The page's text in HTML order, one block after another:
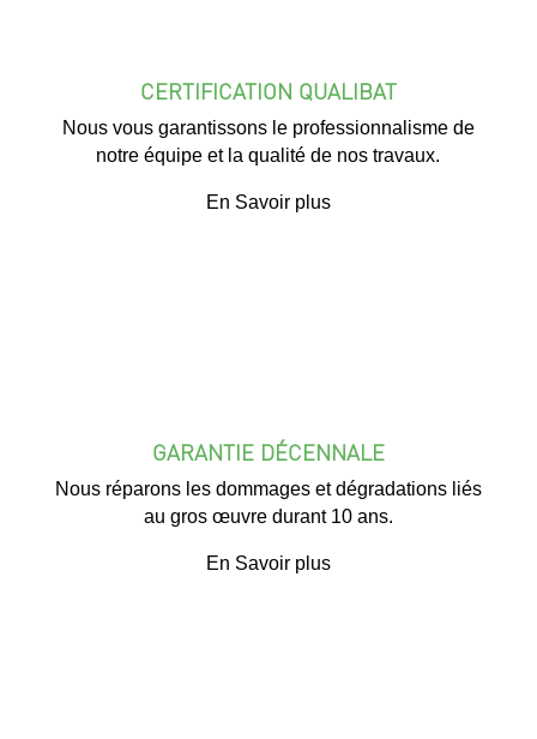
CERTIFICATION QUALIBAT
Nous vous garantissons le professionnalisme de
notre équipe et la qualité de nos travaux.
En Savoir plus
GARANTIE DÉCENNALE
Nous réparons les dommages et dégradations liés
au gros œuvre durant 10 ans.
En Savoir plus